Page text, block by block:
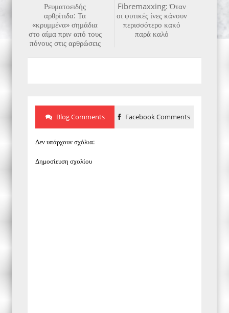
Fibremaxxing: Όταν
οι φυτικές ίνες κάνουν
περισσότερο κακό
παρά καλό
Ρευματοειδής
αρθρίτιδα: Τα
«κρυμμένα» σημάδια
στο αίμα πριν από τους
πόνους στις αρθρώσεις
Blog Comments Facebook Comments
Δεν υπάρχουν σχόλια:
Δημοσίευση σχολίου